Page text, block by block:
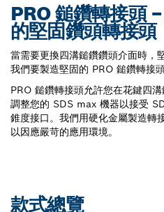
PRO 鎚鑽轉接頭
的堅固鑽頭轉接頭
當需要更換四溝鎚鑽鑽頭介面時，
我們要製造堅固的 PRO 鎚鑽轉接頭
PRO 鎚鑽轉接頭允許您在花鍵四
調整您的 SDS max 機器以接受
錐度接口。我們用硬化金屬製造轉
以因應嚴苛的應用環境。
款式總覽